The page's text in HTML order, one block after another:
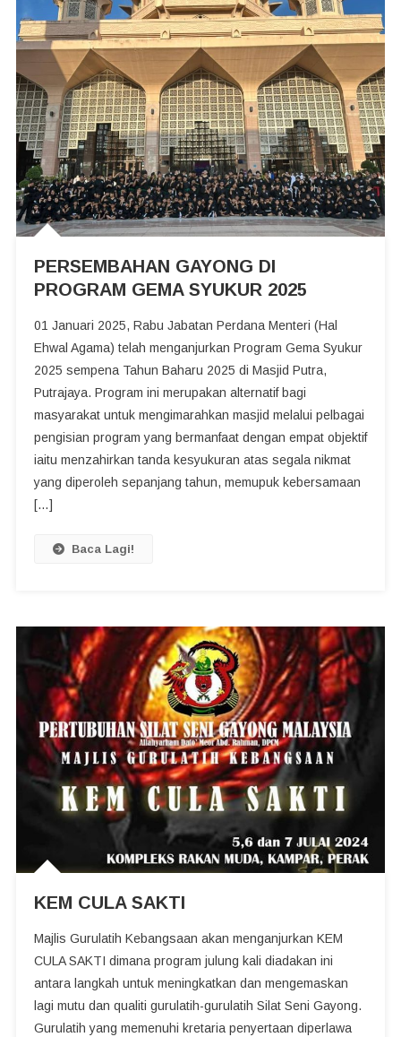
PERSEMBAHAN GAYONG DI
PROGRAM GEMA SYUKUR 2025
01 Januari 2025, Rabu Jabatan Perdana Menteri (Hal
Ehwal Agama) telah menganjurkan Program Gema Syukur
2025 sempena Tahun Baharu 2025 di Masjid Putra,
Putrajaya. Program ini merupakan alternatif bagi
masyarakat untuk mengimarahkan masjid melalui pelbagai
pengisian program yang bermanfaat dengan empat objektif
iaitu menzahirkan tanda kesyukuran atas segala nikmat
yang diperoleh sepanjang tahun, memupuk kebersamaan
[…]
Baca Lagi!
KEM CULA SAKTI
Majlis Gurulatih Kebangsaan akan menganjurkan KEM
CULA SAKTI dimana program julung kali diadakan ini
antara langkah untuk meningkatkan dan mengemaskan
lagi mutu dan qualiti gurulatih-gurulatih Silat Seni Gayong.
Gurulatih yang memenuhi kretaria penyertaan diperlawa